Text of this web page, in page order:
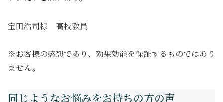
宝田浩司様 高校教員
※お客様の感想であり、効果効能を保証するものではあり
ません。